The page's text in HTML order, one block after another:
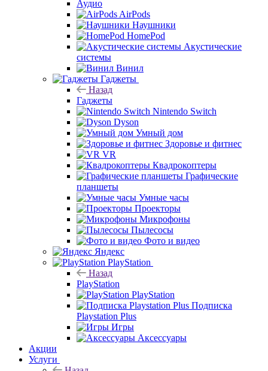
Аудио
AirPods
Наушники
HomePod
Акустические
системы
Винил
Гаджеты
Назад
Гаджеты
Nintendo Switch
Dyson
Умный дом
Здоровье и фитнес
VR
Квадрокоптеры
Графические
планшеты
Умные часы
Проекторы
Микрофоны
Пылесосы
Фото и видео
Яндекс
PlayStation
Назад
PlayStation
PlayStation
Подписка
Playstation Plus
Игры
Аксессуары
Акции
Услуги